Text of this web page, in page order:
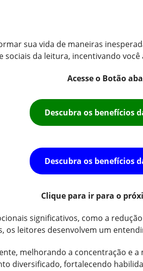
sua vida de maneiras
sociais da leitura, incentivando
Acesse o Botão
Descubra os benefícios
Descubra os benefícios
Clique para ir para o
significativos, como a
os leitores desenvolvem um
melhorando a concentração e
diversificado, fortalecendo